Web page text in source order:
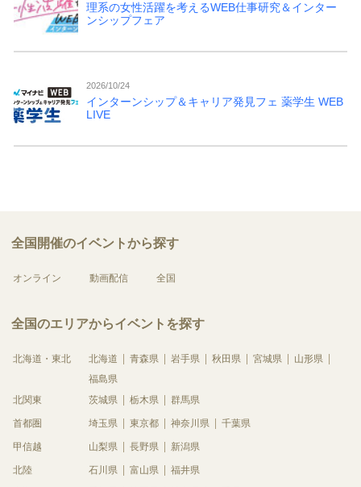
理系の女性活躍を考えるWEB仕事研究＆インター
ンシップフェア
2026/10/24
インターンシップ＆キャリア発見フェ 薬学生 WEB
LIVE
全国開催のイベントから探す
オンライン 動画配信 全国
全国のエリアからイベントを探す
北海道・東北 北海道 青森県 岩手県 秋田県 宮城県
山形県
福島県
北関東
茨城県 栃木県 群馬県
首都圏 埼玉県 東京都 神奈川県 千葉県
甲信越 山梨県 長野県 新潟県
北陸 石川県 富山県 福井県